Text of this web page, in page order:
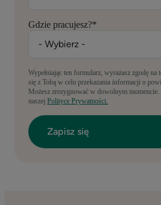
Gdzie pracujesz?*
Wypełniając ten formularz, wyrażasz zgodę
się z Tobą w celu przekazania informacji o
Możesz zrezygnować w dowolnym
naszej Polityce Prywatności.